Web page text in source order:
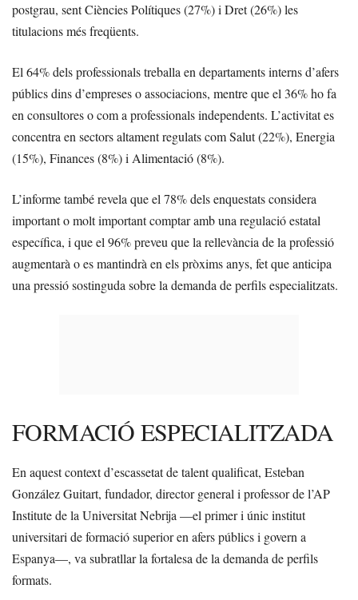
postgrau, sent Ciències Polítiques (27%) i Dret (26%) les
titulacions més freqüents.
El 64% dels professionals treballa en departaments interns d’afers
públics dins d’empreses o associacions, mentre que el 36% ho fa
en consultores o com a professionals independents. L’activitat es
concentra en sectors altament regulats com Salut (22%), Energia
(15%), Finances (8%) i Alimentació (8%).
L’informe també revela que el 78% dels enquestats considera
important o molt important comptar amb una regulació estatal
específica, i que el 96% preveu que la rellevància de la professió
augmentarà o es mantindrà en els pròxims anys, fet que anticipa
una pressió sostinguda sobre la demanda de perfils especialitzats.
FORMACIÓ ESPECIALITZADA
En aquest context d’escassetat de talent qualificat, Esteban
González Guitart, fundador, director general i professor de l’AP
Institute de la Universitat Nebrija —el primer i únic institut
universitari de formació superior en afers públics i govern a
Espanya—, va subratllar la fortalesa de la demanda de perfils
formats.